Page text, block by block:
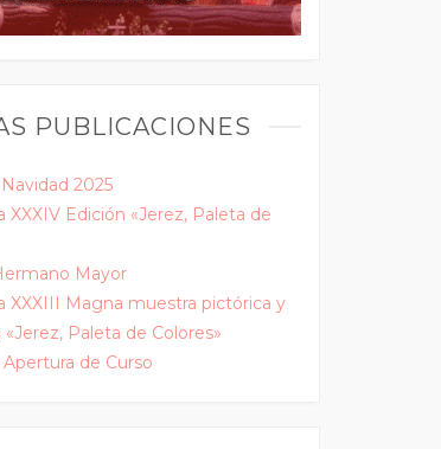
PUBLICACIONES
2025
XXXIV Edición «Jerez, Paleta de
Mayor
XXXIII Magna muestra pictórica y
Paleta de Colores»
de Curso